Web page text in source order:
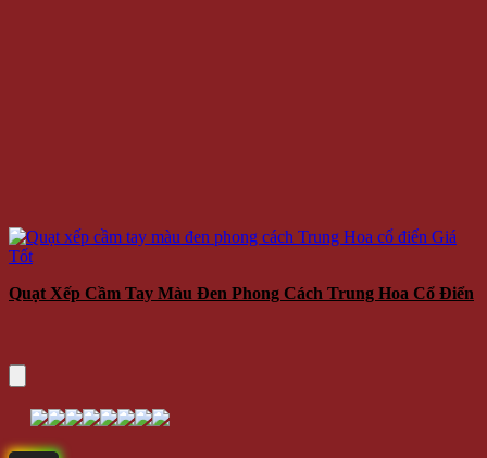
Quạt Xếp Cầm Tay Màu Đen Phong Cách Trung Hoa Cổ Điển